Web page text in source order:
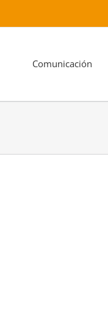
Comunicación